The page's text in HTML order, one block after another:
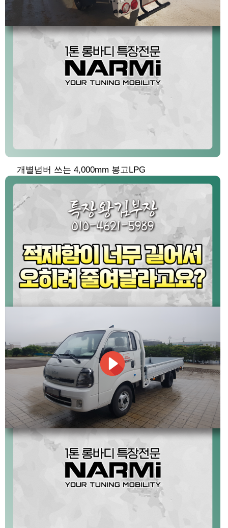
개별넘버 쓰는 4,000mm 봉고LPG